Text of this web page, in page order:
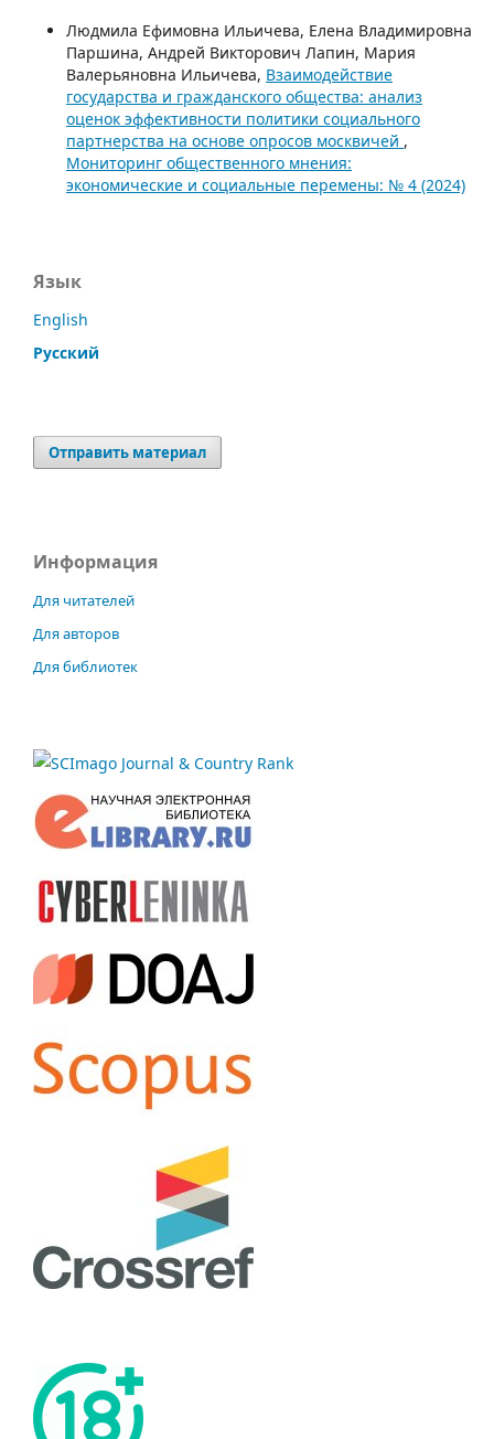
Людмила Ефимовна Ильичева, Елена Владимировна
Паршина, Андрей Викторович Лапин, Мария
Валерьяновна Ильичева, Взаимодействие
государства и гражданского общества: анализ
оценок эффективности политики социального
партнерства на основе опросов москвичей ,
Мониторинг общественного мнения:
экономические и социальные перемены: № 4 (2024)
Язык
English
Русский
Отправить материал
Информация
Для читателей
Для авторов
Для библиотек